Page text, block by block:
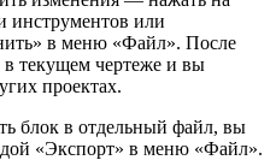
инструментов или
в меню «Файл». После
в текущем чертеже и вы
проектах.
блок в отдельный файл, вы
«Экспорт» в меню «Файл».